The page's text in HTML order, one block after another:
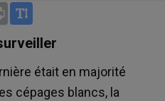
Print
était en majorité
cépages blancs, la